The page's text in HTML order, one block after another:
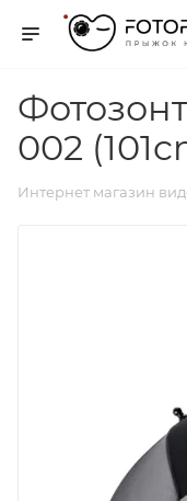
002
Интернет магазин